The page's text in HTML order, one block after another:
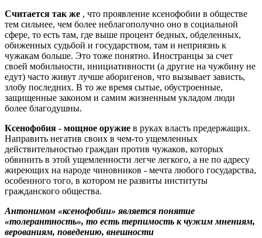
Считается так же , что проявление ксенофобии в обществе
тем сильнее, чем более неблагополучно оно в социальной
сфере, то есть там, где выше процент бедных, обделенных,
обиженных судьбой и государством, там и неприязнь к
чужакам больше. Это тоже понятно. Иностранцы за счет
своей мобильности, инициативности (а другие на чужбину не
едут) часто живут лучше аборигенов, что вызывает зависть,
злобу последних. В то же время сытые, обустроенные,
защищенные законом и самим жизненным укладом люди
более благодушны.
Ксенофобия - мощное оружие в руках власть предержащих.
Направить негатив своих в чем-то ущемленных
действительностью граждан против чужаков, которых
обвинить в этой ущемленности легче легкого, а не по адресу
жиреющих на народе чиновников - мечта любого государства,
особенного того, в котором не развиты институты
гражданского общества.
Антонимом «ксенофобии» является понятие
«толерантность», то есть терпимость к чужим мнениям,
верованиям, поведению, внешности